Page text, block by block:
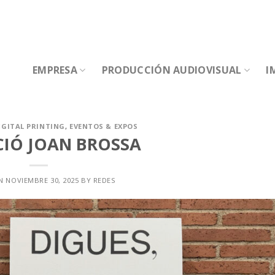
EMPRESA PRODUCCIÓN AUDIOVISUAL
PRINTING, EVENTOS & EXPOS
JOAN BROSSA
NOVIEMBRE 30, 2025 BY REDES